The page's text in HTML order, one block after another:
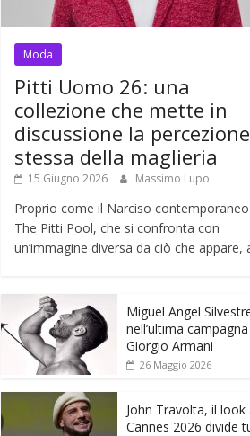
Moda
Pitti Uomo 26: una
collezione che mette in
discussione la percezione
stessa della maglieria
15 Giugno 2026 Massimo Lupo
Proprio come il Narciso
The Pitti Pool, che si confronta con
un’immagine diversa da ciò che appare,
Miguel Angel
nell’ultima
Giorgio Armani
26 Maggio 2026
John Travolta, il look
Cannes 2026 divide